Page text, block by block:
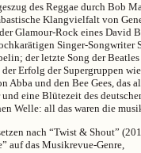
des Reggae durch Bob
Klangvielfalt von
Glamour-Rock eines David
Singer-Songwriter
der letzte Song der
Erfolg der Supergruppen
Abba und den Bee Gees, das
eine Blütezeit des
Welle: all das waren die
nach “Twist & Shout”
auf das Musikrevue-Genre,